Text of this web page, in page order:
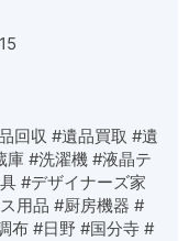
回収 #遺品買取 #遺
庫 #洗濯機 #液晶テ
#デザイナーズ家
用品 #厨房機器 #
布 #日野 #国分寺 #